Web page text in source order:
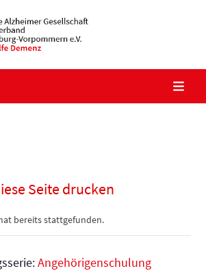
Seite drucken
bereits stattgefunden.
Angehörigenschulung